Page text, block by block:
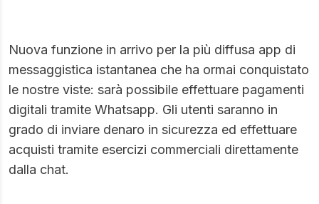
Nuova funzione in arrivo per la più diffusa app di
messaggistica istantanea che ha ormai conquistato
le nostre viste: sarà possibile effettuare pagamenti
digitali tramite Whatsapp. Gli utenti saranno in
grado di inviare denaro in sicurezza ed effettuare
acquisti tramite esercizi commerciali direttamente
dalla chat.